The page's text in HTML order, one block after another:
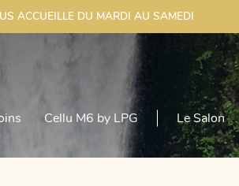
ACCUEILLE DU MARDI AU SAMEDI
Cellu M6 by LPG Le Salon